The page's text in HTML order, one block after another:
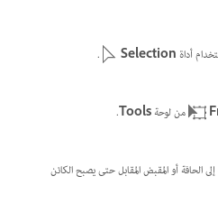
أداة Selection
.
من لوحةTools
.
الحافة أو المقبض المقابل حتى يصبح الكائن